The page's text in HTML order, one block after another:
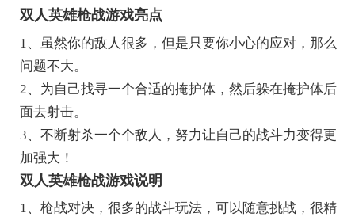
双人英雄枪战游戏亮点
1、虽然你的敌人很多，但是只要你小心的应对，那么
问题不大。
2、为自己找寻一个合适的掩护体，然后躲在掩护体后
面去射击。
3、不断射杀一个个敌人，努力让自己的战斗力变得更
加强大！
双人英雄枪战游戏说明
1、枪战对决，很多的战斗玩法，可以随意挑战，很精